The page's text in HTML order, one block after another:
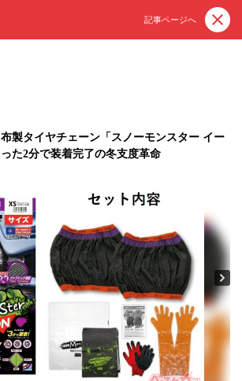
記事ページへ
製タイヤチェーン「スノーモンスター イー
た2分で装着完了の冬支度革命